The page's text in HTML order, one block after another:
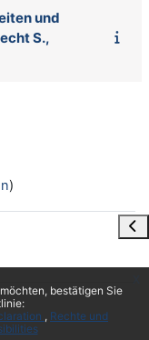
bestätigen Sie
Rechte und
und
S.,
)